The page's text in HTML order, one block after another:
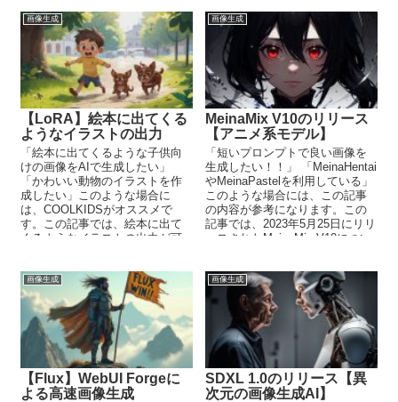
画像生成
【LoRA】絵本に出てくる
ようなイラストの出力
「絵本に出てくるような子供向
けの画像をAIで生成したい」
「かわいい動物のイラストを作
成したい」このような場合に
は、COOLKIDSがオススメで
す。この記事では、絵本に出て
くるようなイラストの出力が可
画像生成
MeinaMix V10のリリース
【アニメ系モデル】
「短いプロンプトで良い画像を
生成したい！！」 「MeinaHentai
やMeinaPastelを利用している」
このような場合には、この記事
の内容が参考になります。この
記事では、2023年5月25日にリリ
ースされたMeinaMix V10につい
画像生成
【Flux】WebUI Forgeに
よる高速画像生成
画像生成
SDXL 1.0のリリース【異
次元の画像生成AI】